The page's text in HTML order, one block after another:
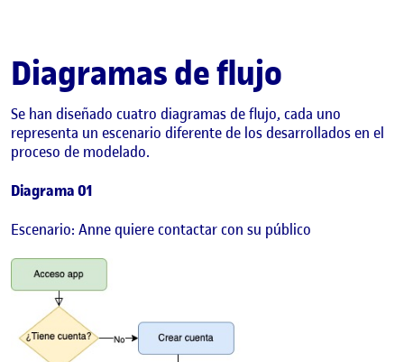
Diagramas de flujo
Se han diseñado cuatro diagramas de flujo, cada uno
representa un escenario diferente de los desarrollados en el
proceso de modelado.
Diagrama 01
Escenario: Anne quiere contactar con su público